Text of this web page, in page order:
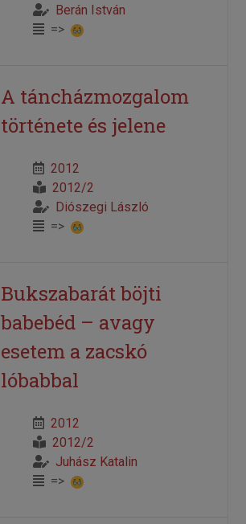
Berán István
=>
A táncházmozgalom
története és jelene
2012
2012/2
Diószegi László
=>
Bukszabarát böjti
babebéd – avagy
esetem a zacskó
lóbabbal
2012
2012/2
Juhász Katalin
=>